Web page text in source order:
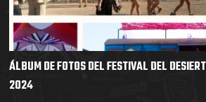
ÁLBUM DE FOTOS DEL FESTIVAL DEL
2024